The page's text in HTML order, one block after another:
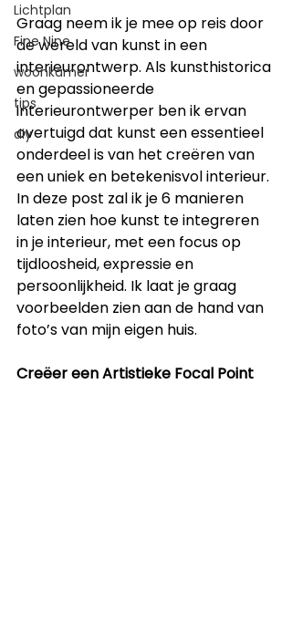
Lichtplan
Fine Nine
woonkamer
tips
diy
Graag neem ik je mee op reis door
de wereld van kunst in een
interieurontwerp. Als kunsthistorica
en gepassioneerde
interieurontwerper ben ik ervan
overtuigd dat kunst een essentieel
onderdeel is van het creëren van
een uniek en betekenisvol interieur.
In deze post zal ik je 6 manieren
laten zien hoe kunst te integreren
in je interieur, met een focus op
tijdloosheid, expressie en
persoonlijkheid. Ik laat je graag
voorbeelden zien aan de hand van
foto’s van mijn eigen huis.
Creëer een Artistieke Focal Point